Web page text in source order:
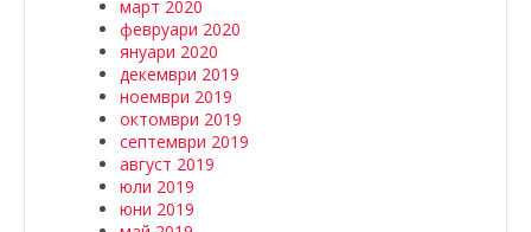
март 2020
февруари 2020
януари 2020
декември 2019
ноември 2019
октомври 2019
септември 2019
август 2019
юли 2019
юни 2019